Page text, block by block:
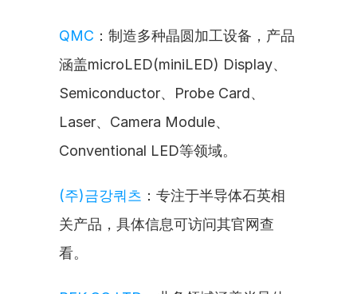
QMC ：制造多种晶圆加工设备，产品
涵盖microLED(miniLED) Display、
Semiconductor、Probe Card、
Laser、Camera Module、
Conventional LED等领域。
(주)금강쿼츠 ：专注于半导体石英相
关产品，具体信息可访问其官网查
看。